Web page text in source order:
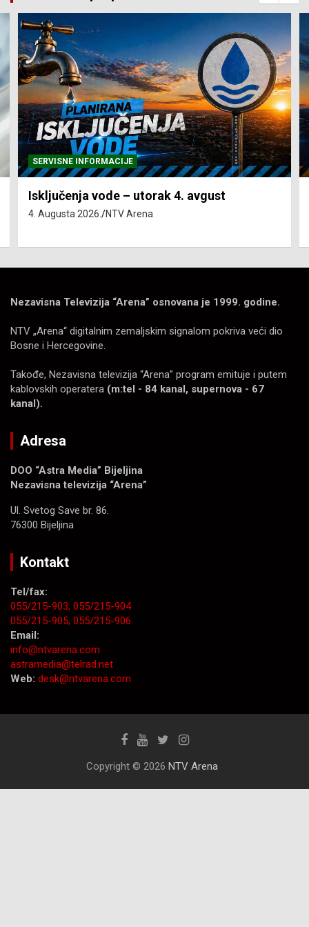
SERVISNE INFORMACIJE
Isključenja vode – utorak 4. avgust
4. Augusta 2026. NTV Arena
Nezavisna Televizija “Arena” osnovana je 1999. godine.
NTV „Arena“ digitalnim zemaljskim signalom pokriva veći dio
Bosne i Hercegovine.
Takođe, Nezavisna televizija “Arena” program emituje i putem
kablovskih operatera (m:tel - 84 kanal, supernova - 67
kanal).
Adresa
DOO “Astra Media” Bijeljina
Nezavisna televizija “Arena”
Ul. Svetog Save br. 86.
76300 Bijeljina
Kontakt
Tel/fax:
055/215-903; 055/215-904
055/215-905; 055/215-906
Email:
info@ntvarena.com
astramedia@telrad.net
Web: desk@ntvarena.com
Copyright © 2026 NTV Arena